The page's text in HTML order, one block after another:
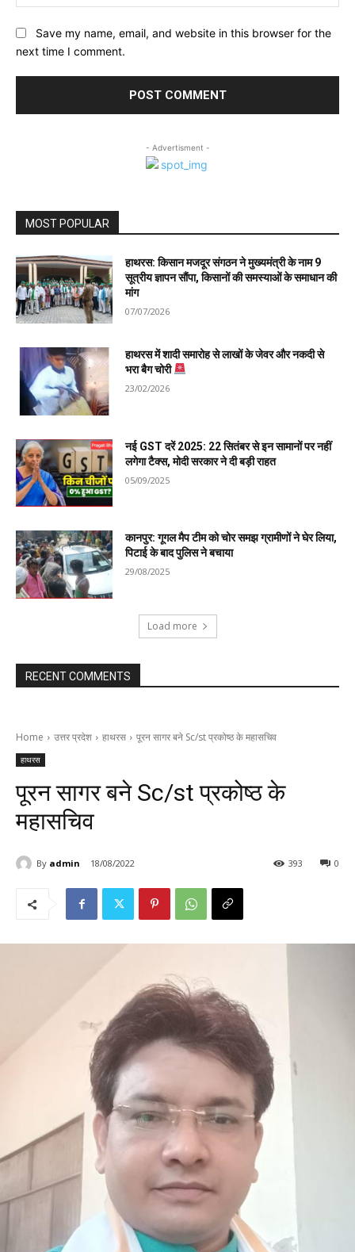
Save my name, email, and website in this browser for the
next time I comment.
- Advertisment -
MOST POPULAR
हाथरस: किसान मजदूर संगठन ने मुख्यमंत्री के नाम 9
सूत्रीय ज्ञापन सौंपा, किसानों की समस्याओं के समाधान की
मांग
07/07/2026
हाथरस में शादी समारोह से लाखों के जेवर और नकदी से
भरा बैग चोरी
23/02/2026
नई GST दरें 2025: 22 सितंबर से इन सामानों पर नहीं
लगेगा टैक्स, मोदी सरकार ने दी बड़ी राहत
05/09/2025
कानपुर: गूगल मैप टीम को चोर समझ ग्रामीणों ने घेर लिया,
पिटाई के बाद पुलिस ने बचाया
29/08/2025
Load more
RECENT COMMENTS